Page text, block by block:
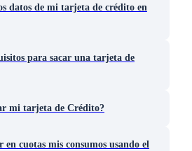
datos de mi tarjeta de crédito en
para sacar una tarjeta de
mi tarjeta de Crédito?
en cuotas mis consumos usando el